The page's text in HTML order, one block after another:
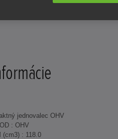
jednovalec OHV
: OHV
(cm3) : 118.0